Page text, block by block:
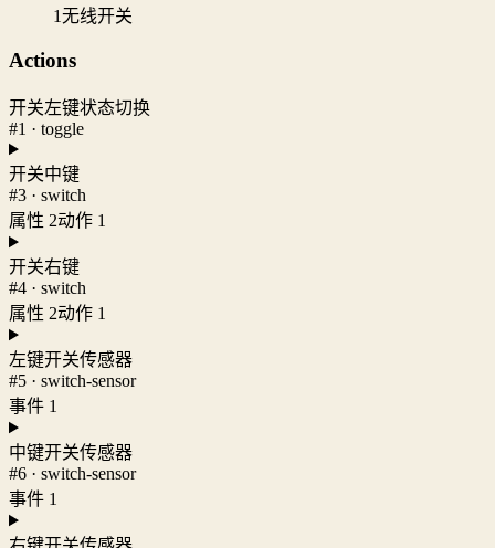
1无线开关
Actions
开关左键状态切换
#1 · toggle
开关中键
#3 · switch
属性 2动作 1
开关右键
#4 · switch
属性 2动作 1
左键开关传感器
#5 · switch-sensor
事件 1
中键开关传感器
#6 · switch-sensor
事件 1